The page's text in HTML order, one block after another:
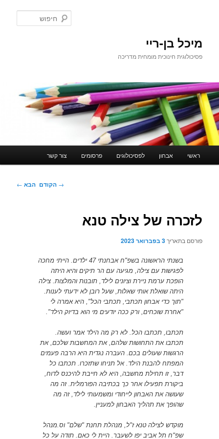
מיכל בן-ריי
פסיכולוגית חינוכית מומחית מדריכה
ראשי אבחון לפסיכולוגים פרסומים צור קשר
ניווט
→ הקודם הבא ←
לזכרה של צילה טנא
פורסם בתאריך3 בפברואר 2023
בשנתי הראשונה בשפ"ח אבחנתי 47 ילדים. הייתי מחכה
לפגישות עם צילה, מגיעה עם הר תיקים והיא היתה
הופכת ערמת ניירת וציונים לילד, תובנות והמלצות. צילה
היתה שואלת אותי שאלות, שעל רובן לא ידעתי לענות.
"תוך כדי אבחון תכתבי, תכתבי הכל", היא אמרה לי
"אחרת שוכחים, ורק ככה יודעים מי הוא בדיוק הילד".
תכתבו, תכתבו הכל. לא רק מה הילד אמר ועשה.
תכתבו את התחושות שלהם, את המחשבות שלכם, את
הרגשות שעולים בכם. העברה נגדית היא הרבה פעמים
המפתח להבנת הילד. אל תניחו שתזכרו. תכתבו כל
דבר, זו תחילת מחשבה, היא לא חייבת להיכנס לדוח,
ביקורת תפעילו אחר כך בכתיבה הפורמלית. זה מה
שעושה את האבחון לייחודי ומשמעותי לילד, זה מה
שהופך את תהליך האבחון למעניין.
מוקדש לצילה טנא ז"ל, מנהלת תחנת "שלם" וס.מנהל
שפ"ח תל אביב יפו לשעבר. היית לי כאם. תודה על כל